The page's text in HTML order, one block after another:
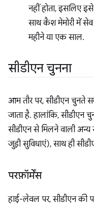
नहीं होता, इसलिए
साथ कैश मेमोरी में
महीने या एक साल.
सीडीएन चुनना
आम तौर पर, सीडीएन चुनते
जाता है. हालांकि, सीडीएन
सीडीएन से मिलने वाली
जुड़ी सुविधाएं), साथ ही
परफ़ॉर्मेंस
हाई-लेवल पर, सीडीएन की